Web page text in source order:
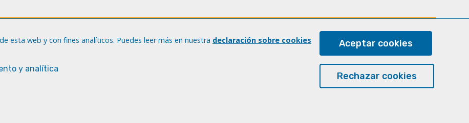
esta web y con fines analíticos. Puedes leer más en nuestra declaración sobre cookies
y analítica
Aceptar cookies
Rechazar cookies